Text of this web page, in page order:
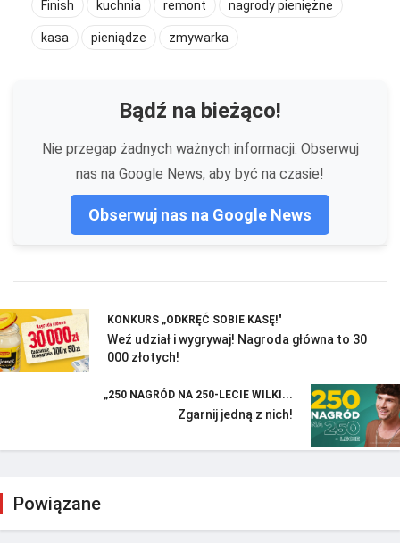
Finish kuchnia remont nagrody pieniężne
kasa pieniądze zmywarka
Bądź na bieżąco!
Nie przegap żadnych ważnych informacji. Obserwuj
nas na Google News, aby być na czasie!
Obserwuj nas na Google News
KONKURS „ODKRĘĆ SOBIE KASĘ!"
Weź udział i wygrywaj! Nagroda główna to 30
000 złotych!
„250 NAGRÓD NA 250-LECIE WILKI...
Zgarnij jedną z nich!
Powiązane